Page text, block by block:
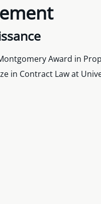
Award in
in Contract Law at